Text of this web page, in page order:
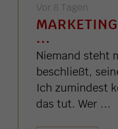
Vor 8 Tagen
...
Niemand steht
beschließt,
Ich zumindest
das tut. Wer ...